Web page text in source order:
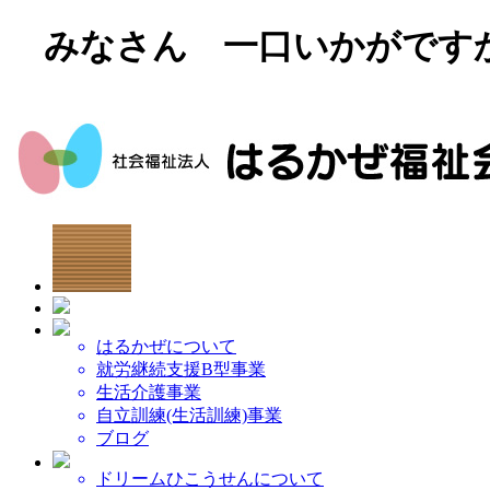
みなさん 一口いかがです
はるかぜについて
就労継続支援B型事業
生活介護事業
自立訓練(生活訓練)事業
ブログ
ドリームひこうせんについて